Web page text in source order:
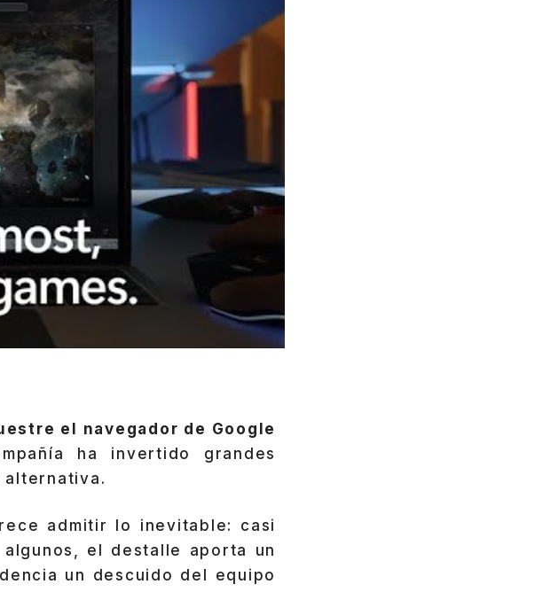
el navegador de Google
ha invertido grandes
alternativa.
admitir lo inevitable: casi
el destalle aporta un
un descuido del equipo